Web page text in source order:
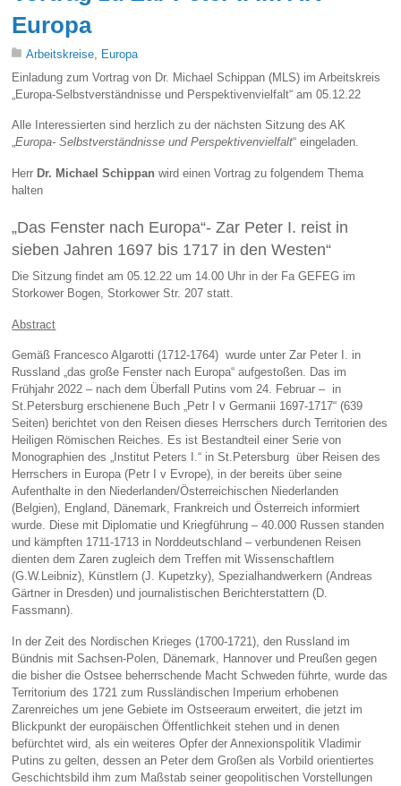
Europa
Arbeitskreise Europa
Einladung zum Vortrag von Dr. Michael Schippan (MLS) im Arbeitskreis
„Europa-Selbstverständnisse und Perspektivenvielfalt“ am 05.12.22
Alle Interessierten sind herzlich zu der nächsten Sitzung des AK
„Europa- Selbstverständnisse und Perspektivenvielfalt“ eingeladen.
Herr Dr. Michael Schippan wird einen Vortrag zu folgendem Thema
halten
„Das Fenster nach Europa“- Zar Peter I. reist in
sieben Jahren 1697 bis 1717 in den Westen“
Die Sitzung findet am 05.12.22 um 14.00 Uhr in der Fa GEFEG im
Storkower Bogen, Storkower Str. 207 statt.
Abstract
Gemäß Francesco Algarotti (1712-1764) wurde unter Zar Peter I. in
Russland „das große Fenster nach Europa“ aufgestoßen. Das im
Frühjahr 2022 – nach dem Überfall Putins vom 24. Februar – in
St.Petersburg erschienene Buch „Petr I v Germanii 1697-1717“ (639
Seiten) berichtet von den Reisen dieses Herrschers durch Territorien des
Heiligen Römischen Reiches. Es ist Bestandteil einer Serie von
Monographien des „Institut Peters I.“ in St.Petersburg über Reisen des
Herrschers in Europa (Petr I v Evrope), in der bereits über seine
Aufenthalte in den Niederlanden/Österreichischen Niederlanden
(Belgien), England, Dänemark, Frankreich und Österreich informiert
wurde. Diese mit Diplomatie und Kriegführung – 40.000 Russen standen
und kämpften 1711-1713 in Norddeutschland – verbundenen Reisen
dienten dem Zaren zugleich dem Treffen mit Wissenschaftlern
(G.W.Leibniz), Künstlern (J. Kupetzky), Spezialhandwerkern (Andreas
Gärtner in Dresden) und journalistischen Berichterstattern (D.
Fassmann).
In der Zeit des Nordischen Krieges (1700-1721), den Russland im
Bündnis mit Sachsen-Polen, Dänemark, Hannover und Preußen gegen
die bisher die Ostsee beherrschende Macht Schweden führte, wurde das
Territorium des 1721 zum Russländischen Imperium erhobenen
Zarenreiches um jene Gebiete im Ostseeraum erweitert, die jetzt im
Blickpunkt der europäischen Öffentlichkeit stehen und in denen
befürchtet wird, als ein weiteres Opfer der Annexionspolitik Vladimir
Putins zu gelten, dessen an Peter dem Großen als Vorbild orientiertes
Geschichtsbild ihm zum Maßstab seiner geopolitischen Vorstellungen